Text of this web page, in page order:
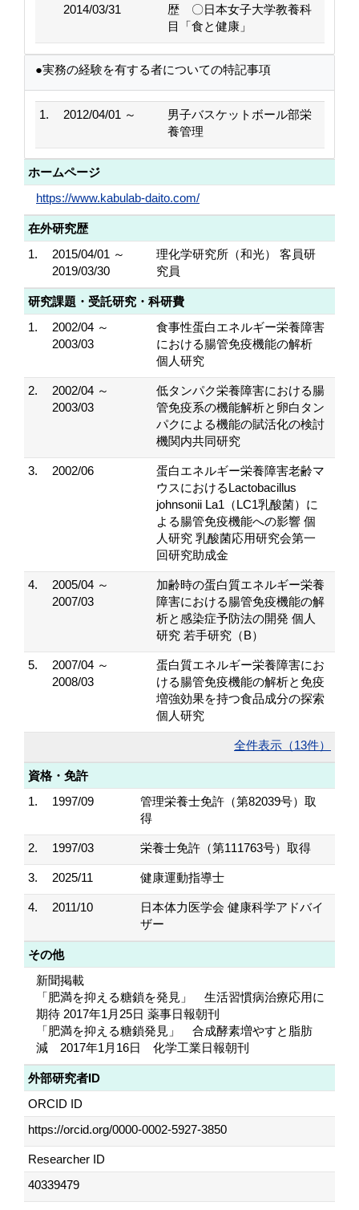
2014/03/31
歴 〇日本女子大学教養科
目「食と健康」
●実務の経験を有する者についての特記事項
1. 2012/04/01 ～
男子バスケットボール部栄
養管理
ホームページ
https://www.kabulab-daito.com/
在外研究歴
1.
2015/04/01 ～
2019/03/30
理化学研究所（和光） 客員研
究員
研究課題・受託研究・科研費
1.
2002/04 ～
2003/03
食事性蛋白エネルギー栄養障害
における腸管免疫機能の解析
個人研究
2.
2002/04 ～
2003/03
低タンパク栄養障害における腸
管免疫系の機能解析と卵白タン
パクによる機能の賦活化の検討
機関内共同研究
3. 2002/06
蛋白エネルギー栄養障害老齢マ
ウスにおけるLactobacillus
johnsonii La1（LC1乳酸菌）に
よる腸管免疫機能への影響 個
人研究 乳酸菌応用研究会第一
回研究助成金
4.
2005/04 ～
2007/03
加齢時の蛋白質エネルギー栄養
障害における腸管免疫機能の解
析と感染症予防法の開発 個人
研究 若手研究（B）
5.
2007/04 ～
2008/03
蛋白質エネルギー栄養障害にお
ける腸管免疫機能の解析と免疫
増強効果を持つ食品成分の探索
個人研究
全件表示（13件）
資格・免許
1.
1997/09
管理栄養士免許（第82039号）取
得
2. 1997/03 栄養士免許（第111763号）取得
3. 2025/11 健康運動指導士
4. 2011/10
日本体力医学会 健康科学アドバイ
ザー
その他
新聞掲載
「肥満を抑える糖鎖を発見」 生活習慣病治療応用に
期待 2017年1月25日 薬事日報朝刊
「肥満を抑える糖鎖発見」 合成酵素増やすと脂肪
減 2017年1月16日 化学工業日報朝刊
外部研究者ID
ORCID ID
https://orcid.org/0000-0002-5927-3850
Researcher ID
40339479